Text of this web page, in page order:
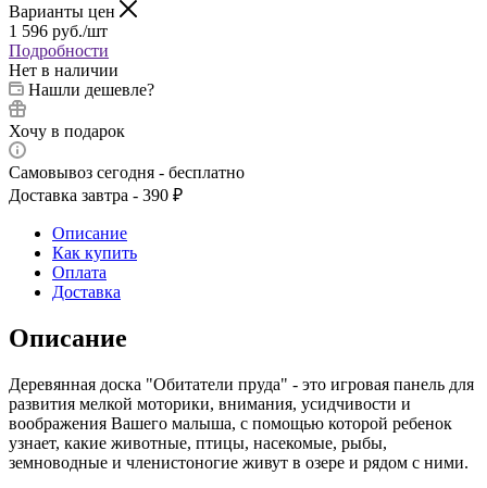
Варианты цен
1 596 руб./шт
Подробности
Нет в наличии
Нашли дешевле?
Хочу в подарок
Самовывоз сегодня - бесплатно
Доставка завтра - 390 ₽
Описание
Как купить
Оплата
Доставка
Описание
Деревянная доска "Обитатели пруда" - это игровая панель для
развития мелкой моторики, внимания, усидчивости и
воображения Вашего малыша, с помощью которой ребенок
узнает, какие животные, птицы, насекомые, рыбы,
земноводные и членистоногие живут в озере и рядом с ними.